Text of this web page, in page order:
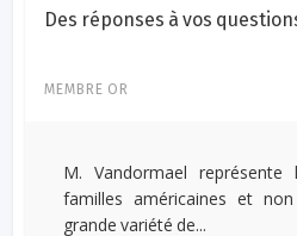
Des réponses à vos
MEMBRE OR
M. Vandormael
familles américaines et
grande variété de...